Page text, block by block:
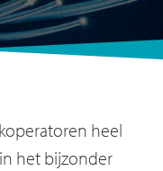
heel
het bijzonder